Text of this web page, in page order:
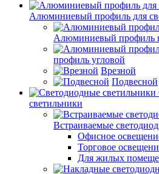
Алюминиевый профиль для
Алюминиевый профиль
профиль угловой
Врезной
Подвесной
светильники
Встраиваемые
Офисное
Торговое
Для жилых